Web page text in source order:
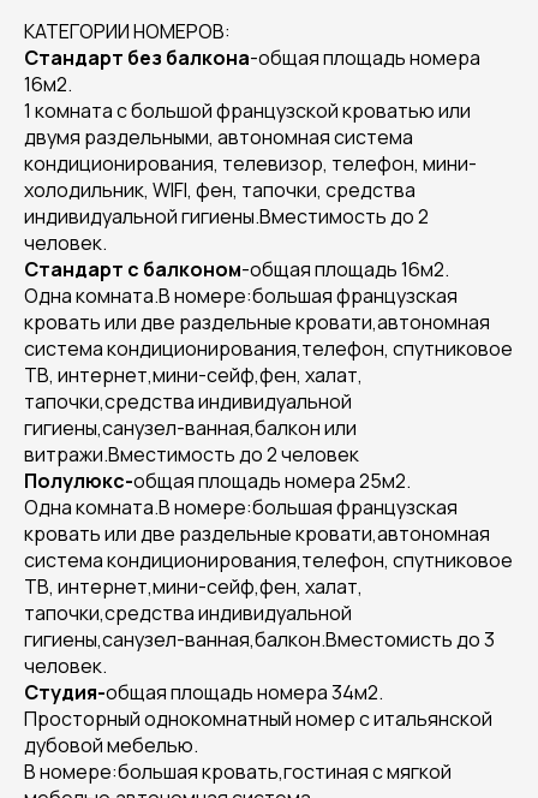
КАТЕГОРИИ НОМЕРОВ:
Стандарт без балкона-общая площадь номера
16м2.
1 комната с большой французской кроватью или
двумя раздельными, автономная система
кондиционирования, телевизор, телефон, мини-
холодильник, WIFI, фен, тапочки, средства
индивидуальной гигиены.Вместимость до 2
человек.
Стандарт с балконом-общая площадь 16м2.
Одна комната.В номере:большая французская
кровать или две раздельные кровати,автономная
система кондиционирования,телефон, спутниковое
ТВ, интернет,мини-сейф,фен, халат,
тапочки,средства индивидуальной
гигиены,санузел-ванная,балкон или
витражи.Вместимость до 2 человек
Полулюкс-общая площадь номера 25м2.
Одна комната.В номере:большая французская
кровать или две раздельные кровати,автономная
система кондиционирования,телефон, спутниковое
ТВ, интернет,мини-сейф,фен, халат,
тапочки,средства индивидуальной
гигиены,санузел-ванная,балкон.Вместомисть до 3
человек.
Студия-общая площадь номера 34м2.
Просторный однокомнатный номер с итальянской
дубовой мебелью.
В номере:большая кровать,гостиная с мягкой